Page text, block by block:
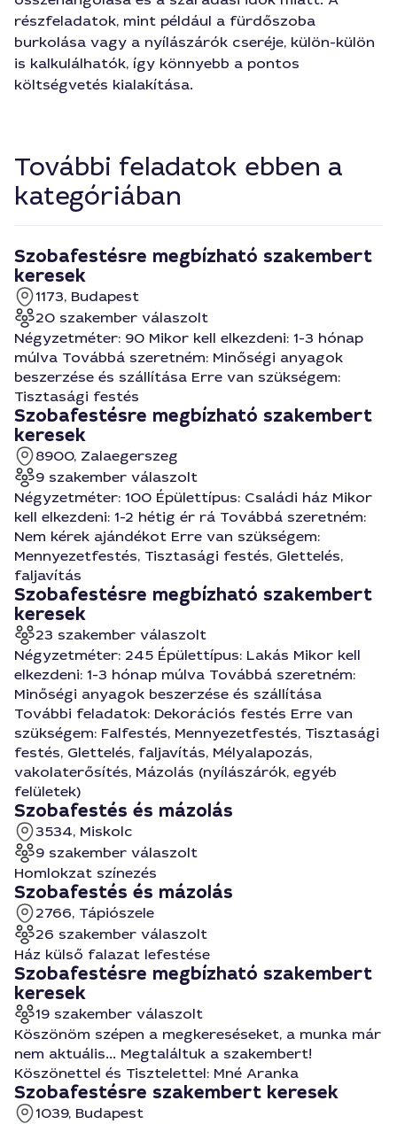
részfeladatok, mint például a fürdőszoba
burkolása vagy a nyílászárók cseréje, külön-külön
is kalkulálhatók, így könnyebb a pontos
költségvetés kialakítása.
További feladatok ebben a
kategóriában
Szobafestésre megbízható szakembert
keresek
1173, Budapest
20 szakember válaszolt
Négyzetméter: 90 Mikor kell elkezdeni: 1-3 hónap
múlva Továbbá szeretném: Minőségi anyagok
beszerzése és szállítása Erre van szükségem:
Tisztasági festés
Szobafestésre megbízható szakembert
keresek
8900, Zalaegerszeg
9 szakember válaszolt
Négyzetméter: 100 Épülettípus: Családi ház Mikor
kell elkezdeni: 1-2 hétig ér rá Továbbá szeretném:
Nem kérek ajándékot Erre van szükségem:
Mennyezetfestés, Tisztasági festés, Glettelés,
faljavítás
Szobafestésre megbízható szakembert
keresek
23 szakember válaszolt
Négyzetméter: 245 Épülettípus: Lakás Mikor kell
elkezdeni: 1-3 hónap múlva Továbbá szeretném:
Minőségi anyagok beszerzése és szállítása
További feladatok: Dekorációs festés Erre van
szükségem: Falfestés, Mennyezetfestés, Tisztasági
festés, Glettelés, faljavítás, Mélyalapozás,
vakolaterősítés, Mázolás (nyílászárók, egyéb
felületek)
Szobafestés és mázolás
3534, Miskolc
9 szakember válaszolt
Homlokzat színezés
Szobafestés és mázolás
2766, Tápiószele
26 szakember válaszolt
Ház külső falazat lefestése
Szobafestésre megbízható szakembert
keresek
19 szakember válaszolt
Köszönöm szépen a megkereséseket, a munka már
nem aktuális... Megtaláltuk a szakembert!
Köszönettel és Tisztelettel: Mné Aranka
Szobafestésre szakembert keresek
1039, Budapest